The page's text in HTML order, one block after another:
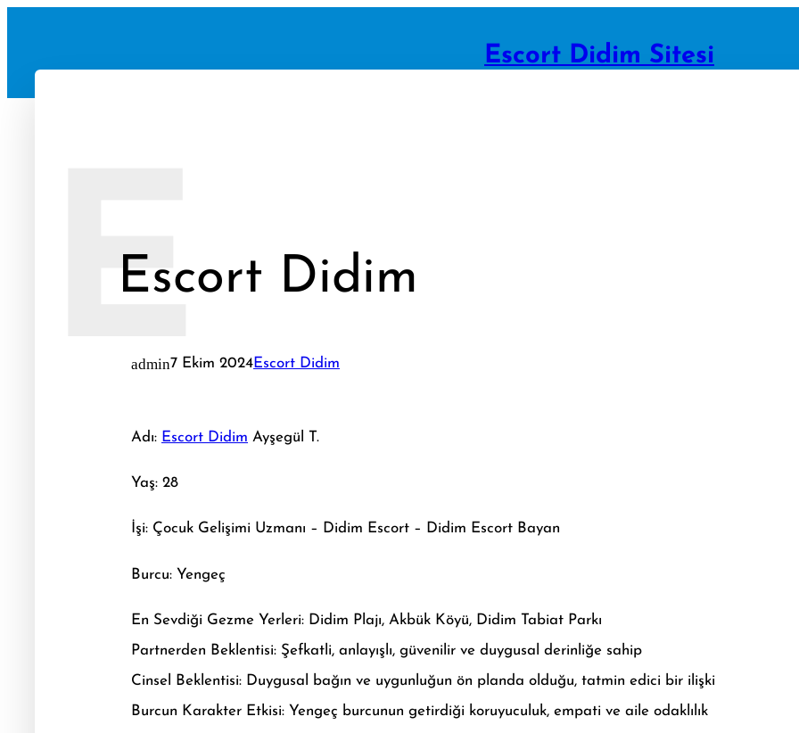
Escort Didim Sitesi
E
Escort Didim
admin7 Ekim 2024Escort Didim
Adı: Escort Didim Ayşegül T.
Yaş: 28
İşi: Çocuk Gelişimi Uzmanı – Didim Escort – Didim Escort Bayan
Burcu: Yengeç
En Sevdiği Gezme Yerleri: Didim Plajı, Akbük Köyü, Didim Tabiat Parkı
Partnerden Beklentisi: Şefkatli, anlayışlı, güvenilir ve duygusal derinliğe sahip
Cinsel Beklentisi: Duygusal bağın ve uygunluğun ön planda olduğu, tatmin edici bir ilişki
Burcun Karakter Etkisi: Yengeç burcunun getirdiği koruyuculuk, empati ve aile odaklılık